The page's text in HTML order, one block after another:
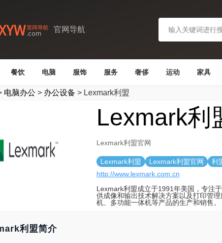
官网导航
餐饮 电脑 服饰 服务 奢侈 运动 家具
电脑办公 > 办公设备 > Lexmark利盟
Lexmark利
Lexmark利盟官网
Lexmark利盟 Lexmark利盟官网 利
http://www.lexmark.com.cn
Lexmark利盟成立于1991年美国，专注
供成像和输出技术解决方案以及打印管
机、多功能一体机等产品的生产和销售。
利盟简介